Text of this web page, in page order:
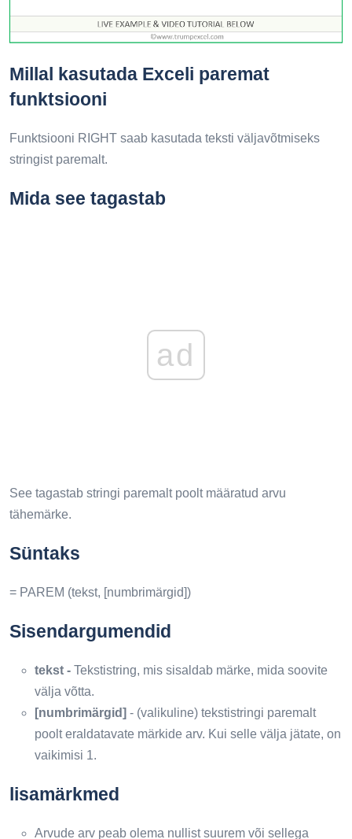
Millal kasutada Exceli paremat
funktsiooni
Funktsiooni RIGHT saab kasutada teksti väljavõtmiseks
stringist paremalt.
Mida see tagastab
ad
See tagastab stringi paremalt poolt määratud arvu
tähemärke.
Süntaks
= PAREM (tekst, [numbrimärgid])
Sisendargumendid
tekst - Tekstistring, mis sisaldab märke, mida soovite
välja võtta.
[numbrimärgid] - (valikuline) tekstistringi paremalt
poolt eraldatavate märkide arv. Kui selle välja jätate, on
vaikimisi 1.
lisamärkmed
Arvude arv peab olema nullist suurem või sellega